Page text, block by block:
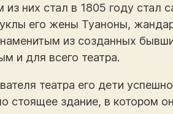
из них стал в 1805 году стал
его жены Туаноны,
из созданных
и для всего театра.
театра его дети
стоящее здание, в котором